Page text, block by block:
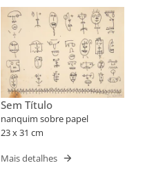
Sem Título
nanquim sobre papel
23 x 31 cm
Mais detalhes